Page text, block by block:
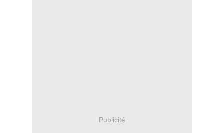
Publicité